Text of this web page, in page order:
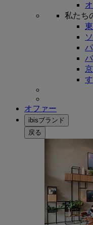
私たち
オファー
ibisブランド
戻る